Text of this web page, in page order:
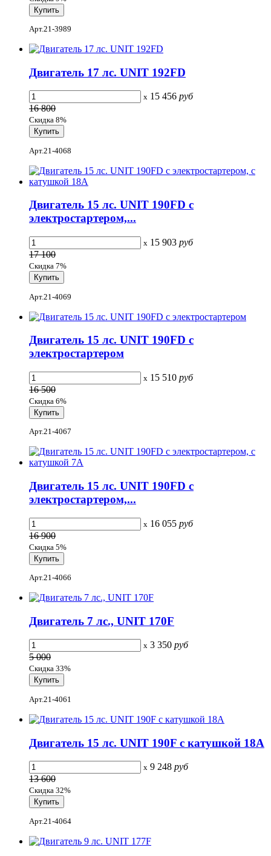
Арт.21-3989
Двигатель 17 лс. UNIT 192FD
x 15 456 руб
16 800
Скидка 8%
Арт.21-4068
Двигатель 15 лс. UNIT 190FD с
электростартером,...
x 15 903 руб
17 100
Скидка 7%
Арт.21-4069
Двигатель 15 лс. UNIT 190FD с
электростартером
x 15 510 руб
16 500
Скидка 6%
Арт.21-4067
Двигатель 15 лс. UNIT 190FD с
электростартером,...
x 16 055 руб
16 900
Скидка 5%
Арт.21-4066
Двигатель 7 лс., UNIT 170F
x 3 350 руб
5 000
Скидка 33%
Арт.21-4061
Двигатель 15 лс. UNIT 190F c катушкой 18А
x 9 248 руб
13 600
Скидка 32%
Арт.21-4064